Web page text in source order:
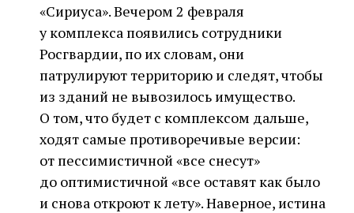
«Сириуса». Вечером 2 февраля
у комплекса появились сотрудники
Росгвардии, по их словам, они
патрулируют территорию и следят, чтобы
из зданий не вывозилось имущество.
О том, что будет с комплексом дальше,
ходят самые противоречивые версии:
от пессимистичной «все снесут»
до оптимистичной «все оставят как было
и снова откроют к лету». Наверное, истина